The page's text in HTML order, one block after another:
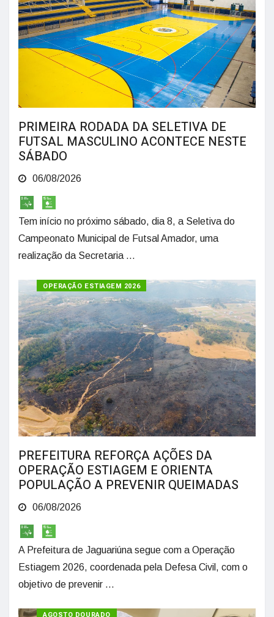
PRIMEIRA RODADA DA SELETIVA DE
FUTSAL MASCULINO ACONTECE NESTE
SÁBADO
06/08/2026
Tem início no próximo sábado, dia 8, a Seletiva do
Campeonato Municipal de Futsal Amador, uma
realização da Secretaria ...
OPERAÇÃO ESTIAGEM 2026
PREFEITURA REFORÇA AÇÕES DA
OPERAÇÃO ESTIAGEM E ORIENTA
POPULAÇÃO A PREVENIR QUEIMADAS
06/08/2026
A Prefeitura de Jaguariúna segue com a Operação
Estiagem 2026, coordenada pela Defesa Civil, com o
objetivo de prevenir ...